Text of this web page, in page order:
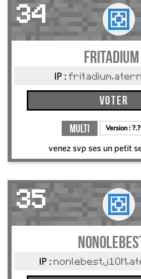
34
fritadium
IP :
Voter
Multi Version :
venez svp ses un petit
35
IP :